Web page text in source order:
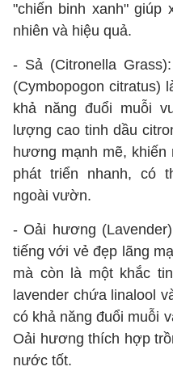
"chiến binh xanh" giúp
nhiên và hiệu quả.
- Sả (Citronella
(Cymbopogon citratus)
khả năng đuổi muỗi
lượng cao tinh dầu
hương mạnh mẽ, khiến
phát triển nhanh, có
ngoài vườn.
- Oải hương
tiếng với vẻ đẹp lãng
mà còn là một khắc
lavender chứa linalool
có khả năng đuổi muỗi
Oải hương thích hợp
nước tốt.